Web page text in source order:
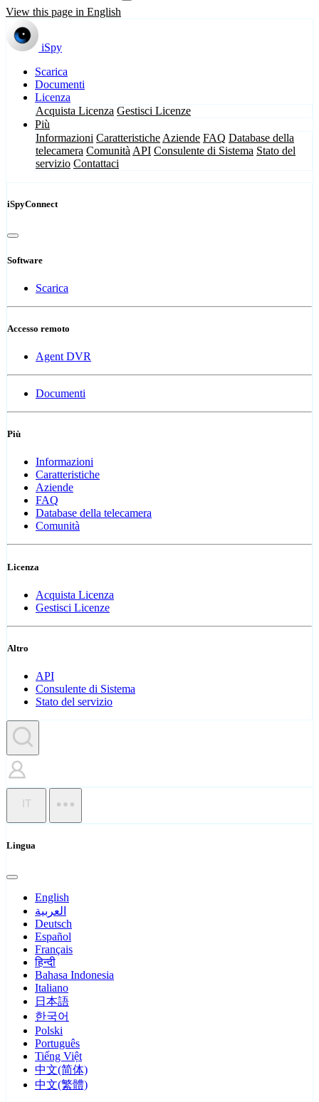
View this page in English
iSpy
Scarica
Documenti
Licenza
Acquista Licenza Gestisci Licenze
Più
Informazioni Caratteristiche Aziende FAQ Database della
telecamera Comunità API Consulente di Sistema Stato del
servizio Contattaci
iSpyConnect
Software
Scarica
Accesso remoto
Agent DVR
Documenti
Più
Informazioni
Caratteristiche
Aziende
FAQ
Database della telecamera
Comunità
Licenza
Acquista Licenza
Gestisci Licenze
Altro
API
Consulente di Sistema
Stato del servizio
IT
Lingua
English
العربية
Deutsch
Español
Français
हिन्दी
Bahasa Indonesia
Italiano
日本語
한국어
Polski
Português
Tiếng Việt
中文(简体)
中文(繁體)